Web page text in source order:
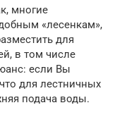
многие
«лесенкам»,
для
в том числе
если Вы
для лестничных
подача воды.